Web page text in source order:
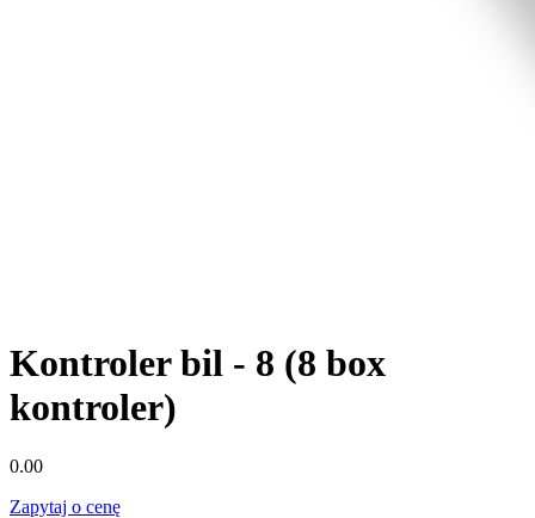
Kontroler bil - 8 (8 box
kontroler)
0.00
Zapytaj o cenę